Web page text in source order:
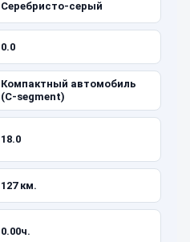
Серебристо-серый
0.0
Компактный автомобиль
(C-segment)
18.0
127 км.
0.00ч.